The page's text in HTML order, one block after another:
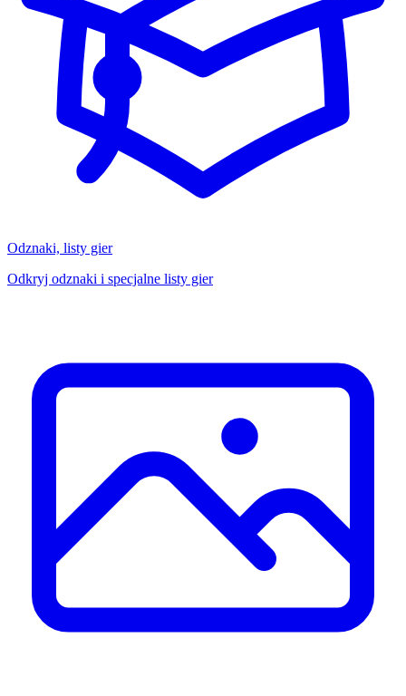
Odznaki, listy gier
Odkryj odznaki i specjalne listy gier